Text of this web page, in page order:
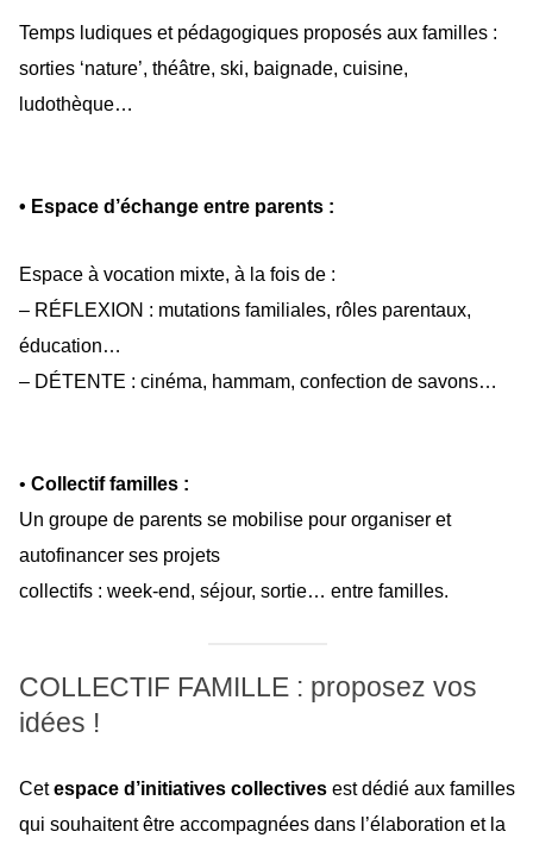
Temps ludiques et pédagogiques proposés aux familles :
sorties ‘nature’, théâtre, ski, baignade, cuisine,
ludothèque…
• Espace d’échange entre parents :
Espace à vocation mixte, à la fois de :
– RÉFLEXION : mutations familiales, rôles parentaux,
éducation…
– DÉTENTE : cinéma, hammam, confection de savons…
• Collectif familles :
Un groupe de parents se mobilise pour organiser et
autofinancer ses projets
collectifs : week-end, séjour, sortie… entre familles.
COLLECTIF FAMILLE : proposez vos
idées !
Cetespace d’initiatives collectives est dédié aux familles
qui souhaitent être accompagnées dans l’élaboration et la